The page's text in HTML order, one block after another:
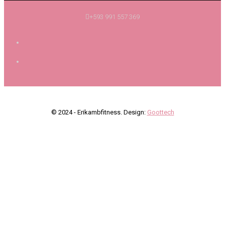
+593 991 557 369
© 2024 - Erikambfitness. Design: Goottech